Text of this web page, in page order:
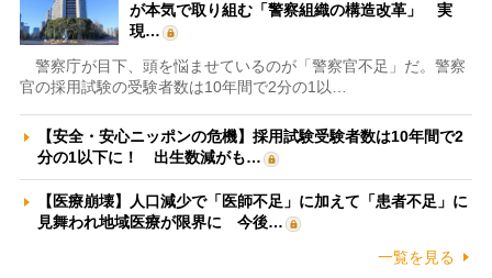
が本気で取り組む「警察組織の構造改革」 実
現…
警察庁が目下、頭を悩ませているのが「警察官不足」だ。警察
官の採用試験の受験者数は10年間で2分の1以…
【安全・安心ニッポンの危機】採用試験受験者数は10年間で2
分の1以下に！ 出生数減がも…
【医療崩壊】人口減少で「医師不足」に加えて「患者不足」に
見舞われ地域医療が限界に 今後…
一覧を見る